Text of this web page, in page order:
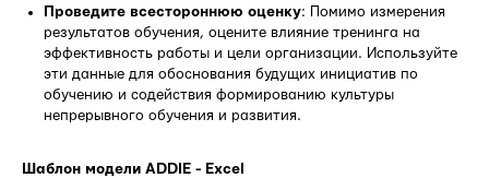
Проведите всестороннюю оценку: Помимо измерения
результатов обучения, оцените влияние тренинга на
эффективность работы и цели организации. Используйте
эти данные для обоснования будущих инициатив по
обучению и содействия формированию культуры
непрерывного обучения и развития.
Шаблон модели ADDIE - Excel